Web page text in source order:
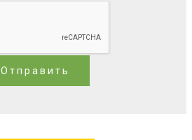
Отправить